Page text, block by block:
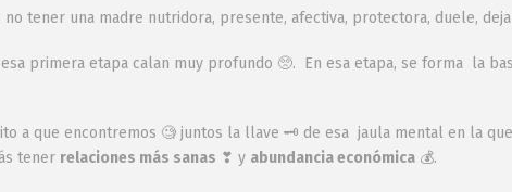
no tener una madre nutridora, presente, afectiva, protectora, duele,
primera etapa calan muy profundo 🥺. En esa etapa, se forma la
a que encontremos 🧐 juntos la llave 🗝 de esa jaula mental en la
tener relaciones más sanas ❣ y abundancia económica 💰.